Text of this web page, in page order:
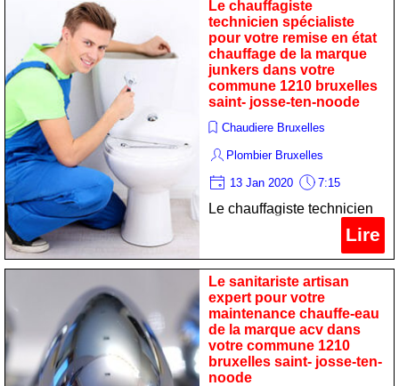
saint- josse-ten-noode
Le chauffagiste
technicien spécialiste
pour votre remise en état
chauffage de la marque
junkers dans votre
commune 1210 bruxelles
saint- josse-ten-noode
Chaudiere Bruxelles
Plombier Bruxelles
13 Jan 2020 7:15
Le chauffagiste technicien
remise en état chauffage de
la marque junkers dans
votre commune 1210
bruxelles saint- josse-ten-
noode
Lire
Le sanitariste artisan
expert pour votre
maintenance chauffe-eau
de la marque acv dans
votre commune 1210
bruxelles saint- josse-ten-
noode